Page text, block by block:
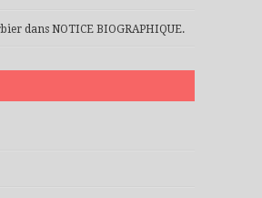
dans NOTICE BIOGRAPHIQUE.